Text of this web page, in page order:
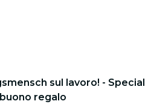
sul lavoro! - Special
regalo